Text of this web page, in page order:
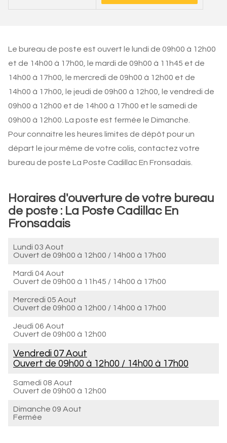
Le bureau de poste est ouvert le lundi de 09h00 à 12h00
et de 14h00 à 17h00, le mardi de 09h00 à 11h45 et de
14h00 à 17h00, le mercredi de 09h00 à 12h00 et de
14h00 à 17h00, le jeudi de 09h00 à 12h00, le vendredi de
09h00 à 12h00 et de 14h00 à 17h00 et le samedi de
09h00 à 12h00. La poste est fermée le Dimanche.
Pour connaitre les heures limites de dépôt pour un
départ le jour même de votre colis, contactez votre
bureau de poste La Poste Cadillac En Fronsadais.
Horaires d'ouverture de votre bureau
de poste : La Poste Cadillac En
Fronsadais
Lundi 03 Aout
Ouvert de 09h00 à 12h00 / 14h00 à 17h00
Mardi 04 Aout
Ouvert de 09h00 à 11h45 / 14h00 à 17h00
Mercredi 05 Aout
Ouvert de 09h00 à 12h00 / 14h00 à 17h00
Jeudi 06 Aout
Ouvert de 09h00 à 12h00
Vendredi 07 Aout
Ouvert de 09h00 à 12h00 / 14h00 à 17h00
Samedi 08 Aout
Ouvert de 09h00 à 12h00
Dimanche 09 Aout
Fermée